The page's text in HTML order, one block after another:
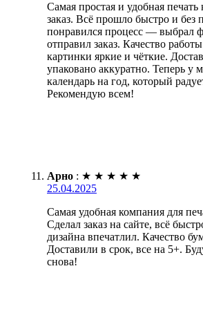
Самая простая и удобная печать
заказ. Всё прошло быстро и без
понравился процесс — выбрал
отправил заказ. Качество
картинки яркие и чёткие.
упаковано аккуратно. Теперь у
календарь на год, который
Рекомендую всем!
Арно : ★ ★ ★ ★ ★
25.04.2025
Самая удобная компания для
Сделал заказ на сайте, всё
дизайна впечатлил. Качество
Доставили в срок, все на 5+.
снова!